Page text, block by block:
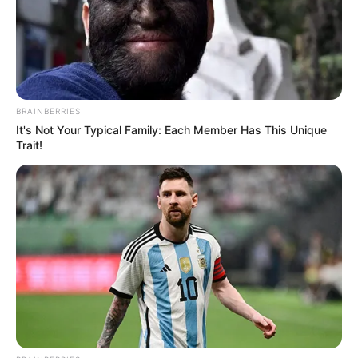
tartanak: visszatérhet a 2010 előtti közigazgatási
modell.
Ez a félelem politikailag érthető. A
kormányhivatalok és a főispánok rendszere az
Orbán-korszak egyik legfontosabb területi hatalmi
hálózata volt. Ha ezt az új kormány megbontja, az
nemcsak technikai átszervezés, hanem a Fidesz
helyi befolyásának visszavágása is lehet.
Nem elég átnevezni: jogköröket is vissza kell adni
A valódi kérdés nem az, hogy a táblákon mi
szerepel majd: vármegye vagy megye. A nagy ügy
az, hogy visszakapnak-e valódi jogköröket az
önkormányzatok. Az elmúlt években számos
döntés került központi kézbe: építéshatósági
BRAINBERRIES
It's Not Your Typical Family: Each Member Has This Unique
Trait!